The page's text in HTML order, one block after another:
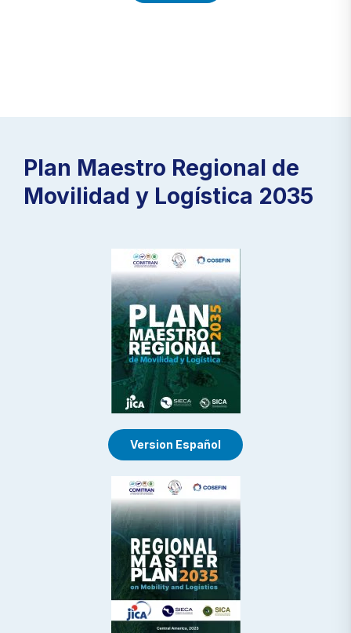
Plan Maestro Regional de
Movilidad y Logística 2035
Version Español